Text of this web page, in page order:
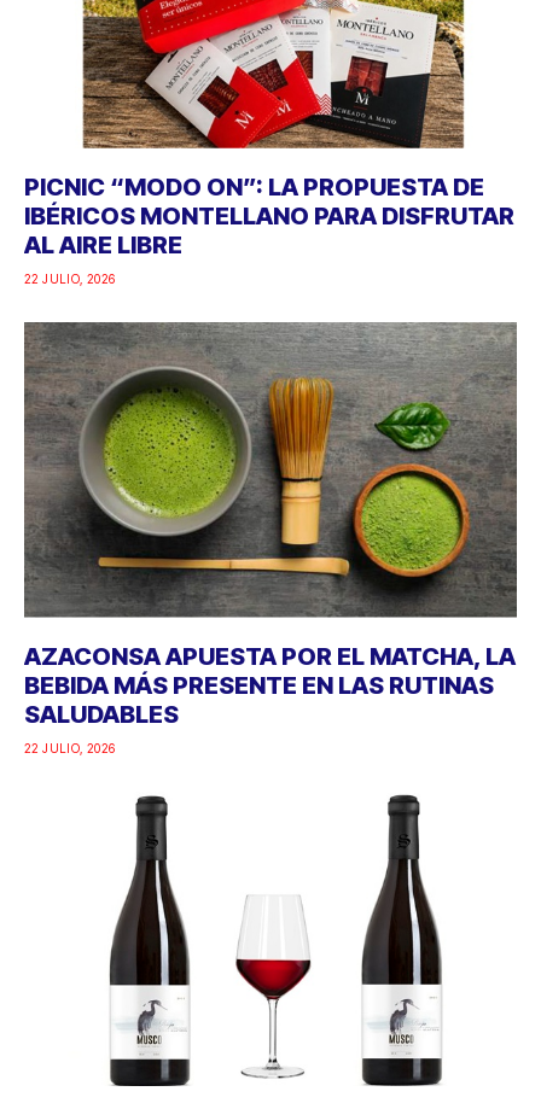
PICNIC “MODO ON”: LA PROPUESTA DE
IBÉRICOS MONTELLANO PARA DISFRUTAR
AL AIRE LIBRE
22 JULIO, 2026
AZACONSA APUESTA POR EL MATCHA, LA
BEBIDA MÁS PRESENTE EN LAS RUTINAS
SALUDABLES
22 JULIO, 2026